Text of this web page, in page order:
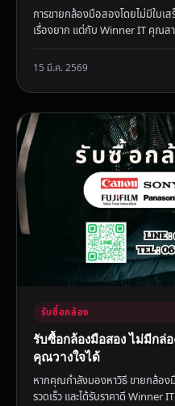
การขายกล้องมือสองโดยไม่มีใบเ
เรื่องยาก แต่กับ Winner IT คุณส
15 มี.ค. 2569
รับซื้อกล้อง
รับซื้อกล้องมือสอง ไม่มีกล่
คุณวางใจได้
หากคุณกำลังมองหาวิธี ขายกล้อ
รวดเร็ว และได้รับราคาดี